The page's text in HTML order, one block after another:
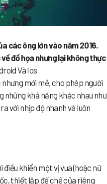
các ông lớn vào năm 2016.
đồ họa nhưng lại không thực
Và Ios
mới mẻ, cho phép người
những khả năng khác nhau như
với nhịp độ nhanh và luôn
khiển một vị vua (hoặc nữ
thiết lập đế chế của riêng